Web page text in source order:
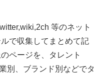
等のネット
で収集してまとめて記
ページを、タレント
別、ブランド別などでタ